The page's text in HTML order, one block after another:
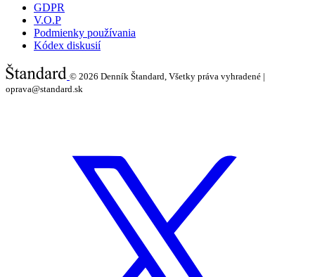
GDPR
V.O.P
Podmienky používania
Kódex diskusií
© 2026 Denník Štandard, Všetky práva vyhradené |
oprava@standard.sk